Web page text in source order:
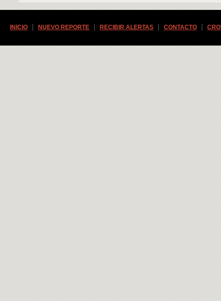
INICIO NUEVO REPORTE RECIBIR ALERTAS CONTACTO